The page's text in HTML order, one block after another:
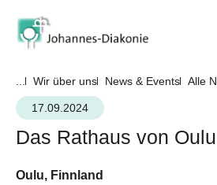
... Wir über uns News & Events Alle
17.09.2024
Das Rathaus von Oulu
Oulu, Finnland